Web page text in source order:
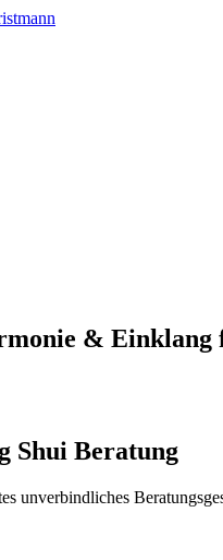
&
Shui Beratung
unverbindliches